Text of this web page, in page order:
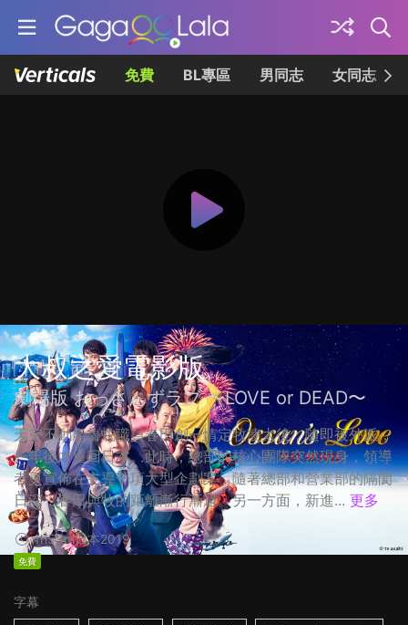
免費 BL專區 男同志 女同志
大叔之愛電影版
劇場版 おっさんずラブ 〜LOVE or DEAD〜
天空不動產魯蛇職員春田創一情定牧凌太後，隨即被外派，
一年後才重回日本。此時，總部的核心團隊突然現身，領導
者更宣佈在主導一項大型企劃案，隨著總部和營業部的隔閡
日深，春田與牧的距離漸行漸遠。另一方面，新進... 更多
1h53m日本2019
免費
字幕